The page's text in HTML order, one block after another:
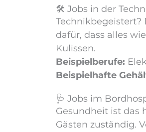
🛠️ Jobs in der
dafür, dass alles
Kulissen.
Beispielberufe:
Beispielhafte
🩺 Jobs im
Gesundheit ist das
Gästen zuständig.